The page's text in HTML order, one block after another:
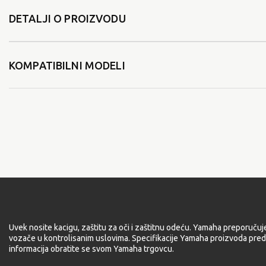
DETALJI O PROIZVODU
KOMPATIBILNI MODELI
Uvek nosite kacigu, zaštitu za oči i zaštitnu odeću. Yamaha
vozače u kontrolisanim uslovima. Specifikacije Yamaha proizvoda
informacija obratite se svom Yamaha trgovcu.